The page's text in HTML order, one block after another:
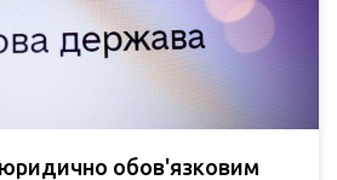
обов'язковим